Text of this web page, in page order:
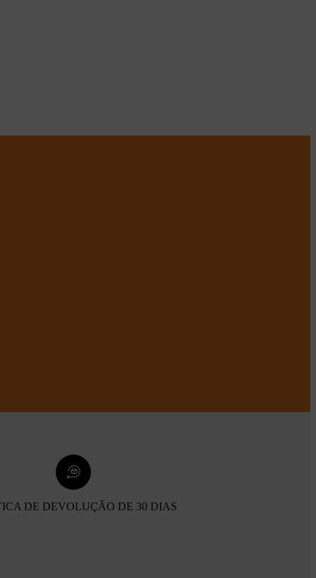
DE DEVOLUÇÃO DE 30 DIAS